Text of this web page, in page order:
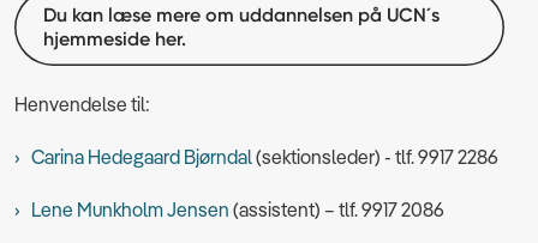
Du kan læse mere om uddannelsen på UCN´s
hjemmeside her.
Henvendelse til:
Carina Hedegaard Bjørndal(sektionsleder) - tlf. 9917 2286
Lene Munkholm Jensen (assistent) – tlf. 9917 2086